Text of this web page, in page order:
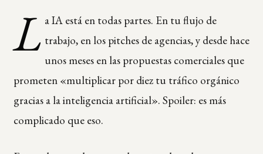
L a IA está en todas partes. En tu flujo de
trabajo, en los pitches de agencias, y desde hace
unos meses en las propuestas comerciales que
prometen «multiplicar por diez tu tráfico orgánico
gracias a la inteligencia artificial». Spoiler: es más
complicado que eso.